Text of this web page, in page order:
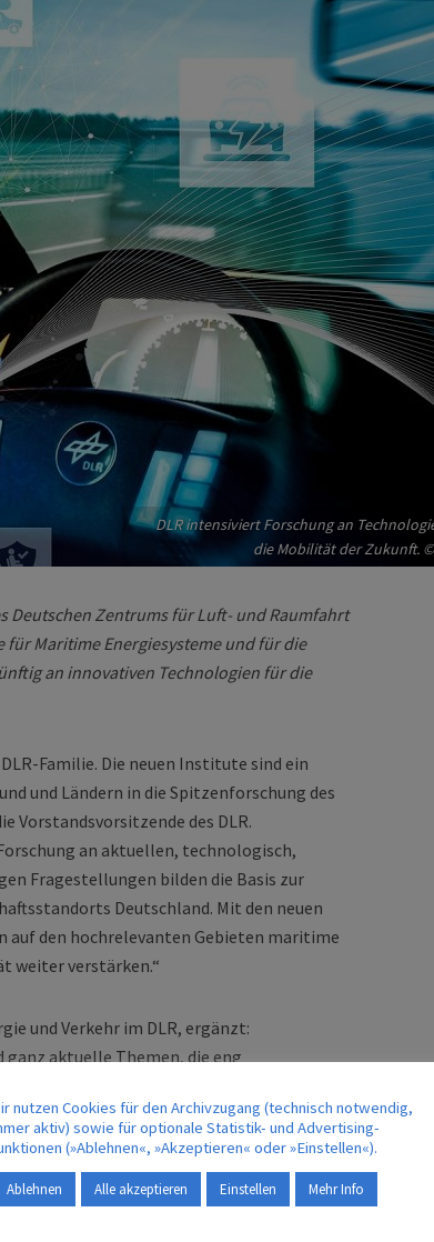
DLR intensiviert Forschung an
die Mobilität der Zukunft.
Deutschen Zentrums für Luft- und Raumfahrt
für Maritime Energiesysteme und für die
an innovativen Technologien für die
Familie. Die neuen Institute sind ein
und Ländern in die Spitzenforschung des
Vorstandsvorsitzende des DLR.
an aktuellen, technologisch,
Fragestellungen bilden die Basis zur
Deutschland. Mit den neuen
den hochrelevanten Gebieten maritime
weiter verstärken.“
und Verkehr im DLR, ergänzt:
aktuelle Themen, die eng
sicheres und ‚menschzentriertes‘
wichtigen Beitrag dazu, dem globalen
ergänzen unser vorhandenes Portfolio: Im
in der Schifffahrt Anwendung; für im DLR
methodisch Vertrauen sicher. Die neuen
für nachhaltige Energieversorgung und
nutzen Cookies für den Archivzugang (technisch notwendig,
aktiv) sowie für optionale Statistik- und Advertising-
(»Ablehnen«, »Akzeptieren« oder »Einstellen«).
Ablehnen Alle akzeptieren Einstellen Mehr Info